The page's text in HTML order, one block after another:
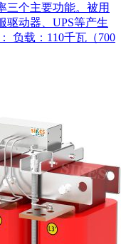
三个主要功能。被用
驱动器、UPS等产生
负载：110千瓦（700